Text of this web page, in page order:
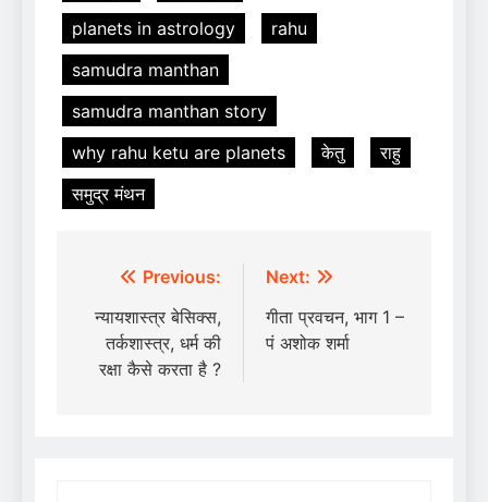
planets in astrology
rahu
samudra manthan
samudra manthan story
why rahu ketu are planets
केतु
राहु
समुद्र मंथन
Post
navigation
Previous:
न्यायशास्त्र बेसिक्स,
तर्कशास्त्र, धर्म की
रक्षा कैसे करता है ?
Next:
गीता प्रवचन, भाग 1 –
पं अशोक शर्मा